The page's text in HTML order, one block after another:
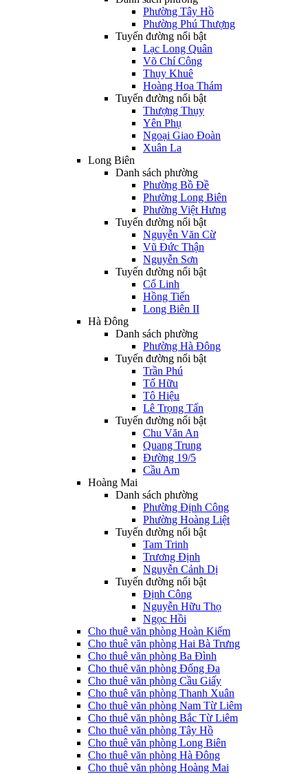
Phường Tây Hồ
Phường Phú Thượng
Tuyến đường nổi bật
Lạc Long Quân
Võ Chí Công
Thụy Khuê
Hoàng Hoa Thám
Tuyến đường nổi bật
Thượng Thụy
Yên Phụ
Ngoại Giao Đoàn
Xuân La
Long Biên
Danh sách phường
Phường Bồ Đề
Phường Long Biên
Phường Việt Hưng
Tuyến đường nổi bật
Nguyễn Văn Cừ
Vũ Đức Thận
Nguyễn Sơn
Tuyến đường nổi bật
Cổ Linh
Hồng Tiến
Long Biên II
Hà Đông
Danh sách phường
Phường Hà Đông
Tuyến đường nổi bật
Trần Phú
Tố Hữu
Tô Hiệu
Lê Trọng Tấn
Tuyến đường nổi bật
Chu Văn An
Quang Trung
Đường 19/5
Cầu Am
Hoàng Mai
Danh sách phường
Phường Định Công
Phường Hoàng Liệt
Tuyến đường nổi bật
Tam Trinh
Trương Định
Nguyễn Cảnh Dị
Tuyến đường nổi bật
Định Công
Nguyễn Hữu Thọ
Ngọc Hồi
Cho thuê văn phòng Hoàn Kiếm
Cho thuê văn phòng Hai Bà Trưng
Cho thuê văn phòng Ba Đình
Cho thuê văn phòng Đống Đa
Cho thuê văn phòng Cầu Giấy
Cho thuê văn phòng Thanh Xuân
Cho thuê văn phòng Nam Từ Liêm
Cho thuê văn phòng Bắc Từ Liêm
Cho thuê văn phòng Tây Hồ
Cho thuê văn phòng Long Biên
Cho thuê văn phòng Hà Đông
Cho thuê văn phòng Hoàng Mai